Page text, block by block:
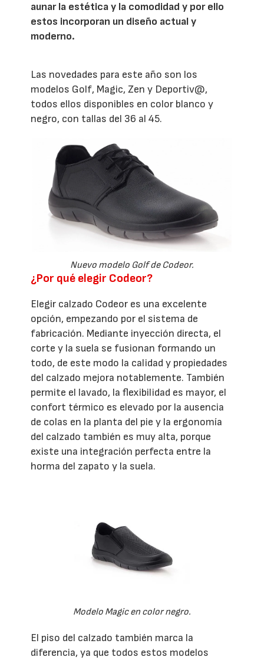
aunar la estética y la comodidad y por ello
estos incorporan un diseño actual y
moderno.
Las novedades para este año son los
modelos Golf, Magic, Zen y Deportiv@,
todos ellos disponibles en color blanco y
negro, con tallas del 36 al 45.
Nuevo modelo Golf de Codeor.
¿Por qué elegir Codeor?
Elegir calzado Codeor es una excelente
opción, empezando por el sistema de
fabricación. Mediante inyección directa, el
corte y la suela se fusionan formando un
todo, de este modo la calidad y propiedades
del calzado mejora notablemente. También
permite el lavado, la flexibilidad es mayor, el
confort térmico es elevado por la ausencia
de colas en la planta del pie y la ergonomía
del calzado también es muy alta, porque
existe una integración perfecta entre la
horma del zapato y la suela.
Modelo Magic en color negro.
El piso del calzado también marca la
diferencia, ya que todos estos modelos